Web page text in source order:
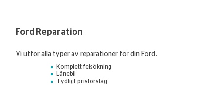
Ford Reparation
Vi utför alla typer av reparationer för din Ford.
Komplett felsökning
Lånebil
Tydligt prisförslag